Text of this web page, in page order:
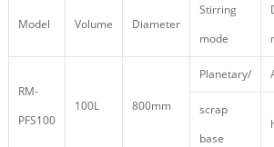
Model Volume Diameter
Stirring
mode
RM-
PFS100
100L 800mm
Planetary/
scrap
base